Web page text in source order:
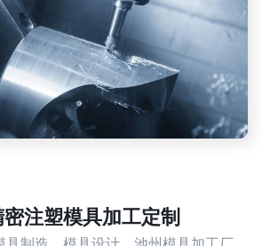
注塑模具加工定制